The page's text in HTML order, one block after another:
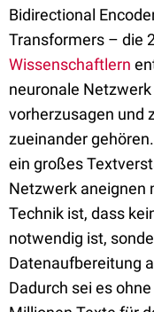
Bidirectional
Transformers – die
Wissenschaftlern
neuronale
vorherzusagen und
zueinander
ein großes
Netzwerk aneignen
Technik ist, dass
notwendig ist,
Datenaufbereitung
Dadurch sei es